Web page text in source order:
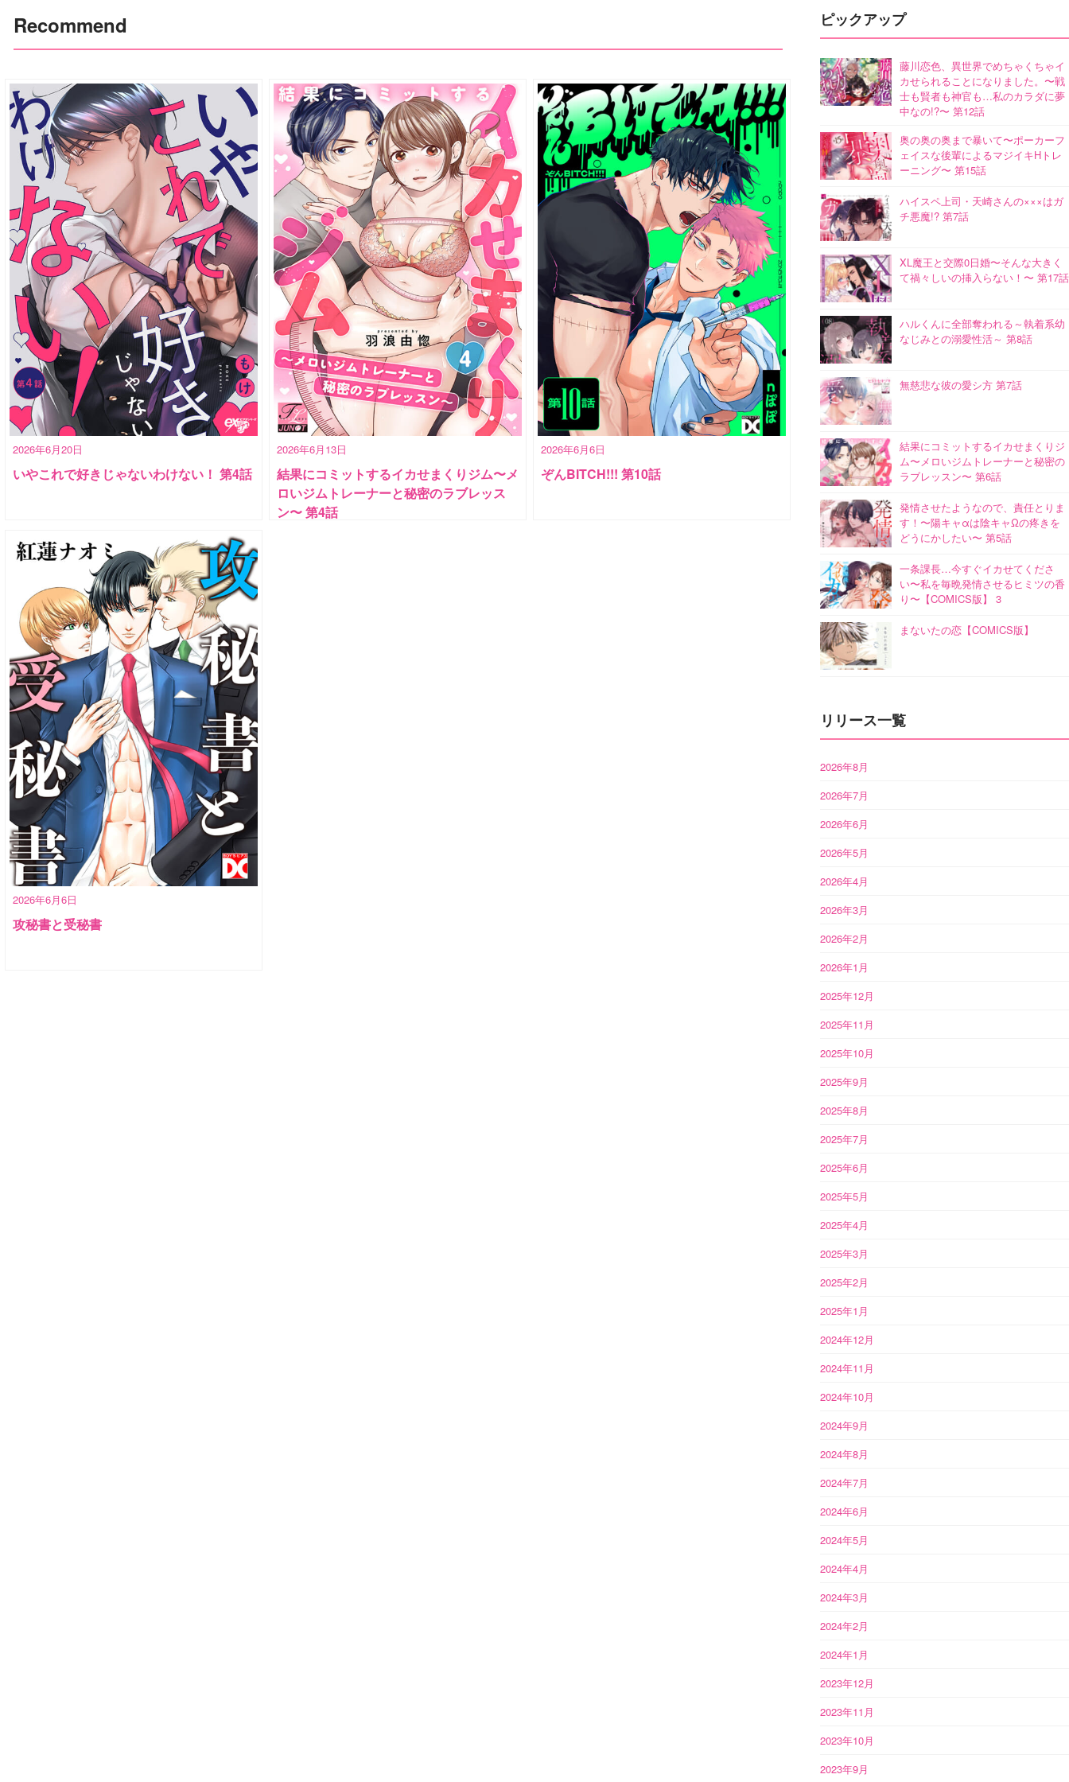
Recommend
2026年6月20日
いやこれで好きじゃないわけない！ 第4話
2026年6月13日
結果にコミットするイカせまくりジム〜メ
ロいジムトレーナーと秘密のラブレッス
ン〜 第4話
2026年6月6日
ぞんBITCH!!! 第10話
2026年6月6日
攻秘書と受秘書
ピックアップ
藤川恋色、異世界でめちゃくちゃイ
カせられることになりました。〜戦
士も賢者も神官も…私のカラダに夢
中なの!?〜 第12話
奥の奥の奥まで暴いて〜ポーカーフ
ェイスな後輩によるマジイキHトレ
ーニング〜 第15話
ハイスペ上司・天崎さんの×××はガ
チ悪魔!? 第7話
XL魔王と交際0日婚〜そんな大きく
て禍々しいの挿入らない！〜 第17話
ハルくんに全部奪われる～執着系幼
なじみとの溺愛性活～ 第8話
無慈悲な彼の愛シ方 第7話
結果にコミットするイカせまくりジ
ム〜メロいジムトレーナーと秘密の
ラブレッスン〜 第6話
発情させたようなので、責任とりま
す！〜陽キャαは陰キャΩの疼きを
どうにかしたい〜 第5話
一条課長…今すぐイカせてくださ
い〜私を毎晩発情させるヒミツの香
り〜【COMICS版】 3
まないたの恋【COMICS版】
リリース一覧
2026年8月
2026年7月
2026年6月
2026年5月
2026年4月
2026年3月
2026年2月
2026年1月
2025年12月
2025年11月
2025年10月
2025年9月
2025年8月
2025年7月
2025年6月
2025年5月
2025年4月
2025年3月
2025年2月
2025年1月
2024年12月
2024年11月
2024年10月
2024年9月
2024年8月
2024年7月
2024年6月
2024年5月
2024年4月
2024年3月
2024年2月
2024年1月
2023年12月
2023年11月
2023年10月
2023年9月